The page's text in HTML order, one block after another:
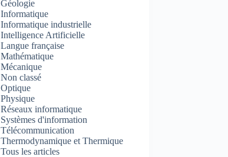
Géologie
Informatique
Informatique industrielle
Intelligence Artificielle
Langue française
Mathématique
Mécanique
Non classé
Optique
Physique
Réseaux informatique
Systèmes d'information
Télécommunication
Thermodynamique et Thermique
Tous les articles